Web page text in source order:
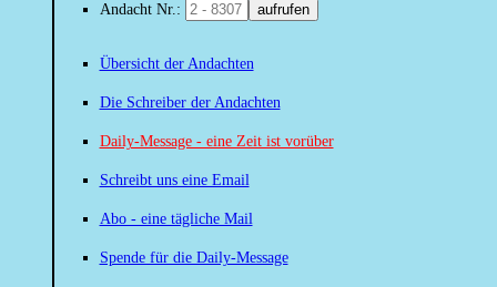
Andacht Nr.: aufrufen
Übersicht der Andachten
Die Schreiber der Andachten
Daily-Message - eine Zeit ist vorüber
Schreibt uns eine Email
Abo - eine tägliche Mail
Spende für die Daily-Message